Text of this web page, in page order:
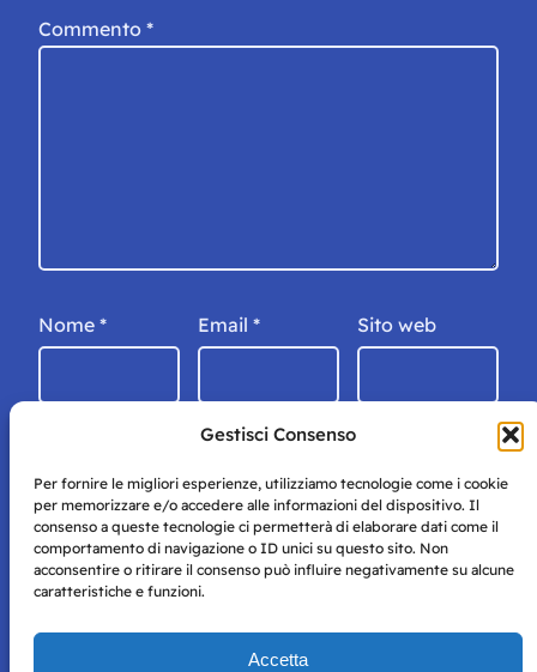
Gestisci Consenso
Per fornire le migliori esperienze, utilizziamo tecnologie come i cookie
per memorizzare e/o accedere alle informazioni del dispositivo. Il
consenso a queste tecnologie ci permetterà di elaborare dati come il
comportamento di navigazione o ID unici su questo sito. Non
acconsentire o ritirare il consenso può influire negativamente su alcune
caratteristiche e funzioni.
Accetta
Commento *
Nome * Email * Sito web
Storie di Napoli è una testata registrata presso il tribunale di